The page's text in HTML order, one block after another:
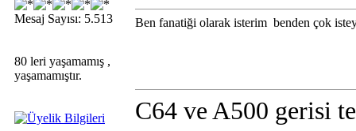
Mesaj Sayısı: 5.513
80 leri yaşamamış ,
yaşamamıştır.
Ben fanatiği olarak isterim benden çok
C64 ve A500 gerisi